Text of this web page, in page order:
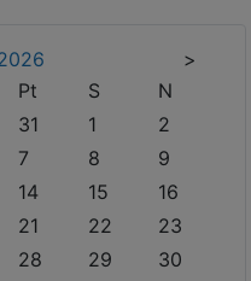
>
Pt S
N
31 1
2
7 8
9
14 15
16
21 22
23
28 29
30